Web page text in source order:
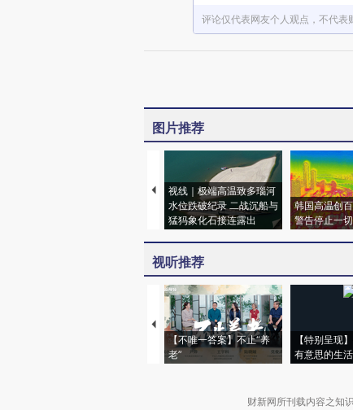
评论仅代表网友个人观点，不代表
图片推荐
视线｜极端高温致多瑙河
水位跌破纪录 二战沉船与
猛犸象化石接连露出
韩国高温创
警告停止一
视听推荐
【不唯一答案】不止“养
老”
【特别呈现
有意思的生
财新网所刊载内容之知